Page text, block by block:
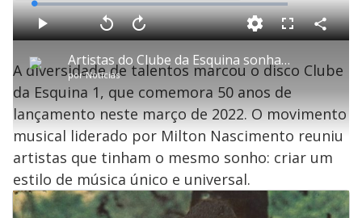
Opens in new window
P
l
a
Artistas do Clube da Esquina sonhavam em criar músicas únicas
porNotícias
P V
t
a
r
0
e
g
n
d
o
s
A
a
n
ç
a
s
e
u
n
o
s
L
o
a
d
e
:
1
.
3
5
%
F
l
s
c
e
n
C
o
a
r
a
A diversidade de talentos marcou o disco Clube
da Esquina 1, que comemora 50 anos de
lançamento neste março de 2022. O movimento
musical liderado por Milton Nascimento reuniu
artistas que tinham o mesmo sonho: criar um
estilo de música único e universal.